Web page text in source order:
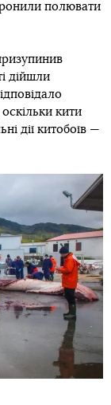
полювати
дійшли
кити
дії китобоїв —